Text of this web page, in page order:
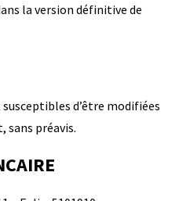
la version définitive de
d’être modifiées
sans préavis.